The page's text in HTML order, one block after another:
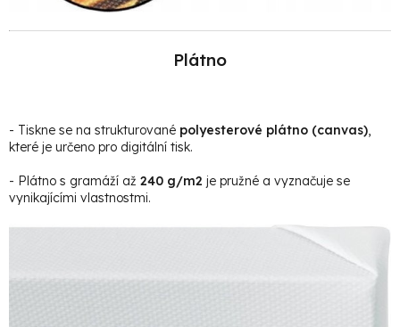
Plátno
- Tiskne se na strukturované polyesterové plátno (canvas),
které je určeno pro digitální tisk.
- Plátno s gramáží až 240 g/m2 je pružné a vyznačuje se
vynikajícími vlastnostmi.